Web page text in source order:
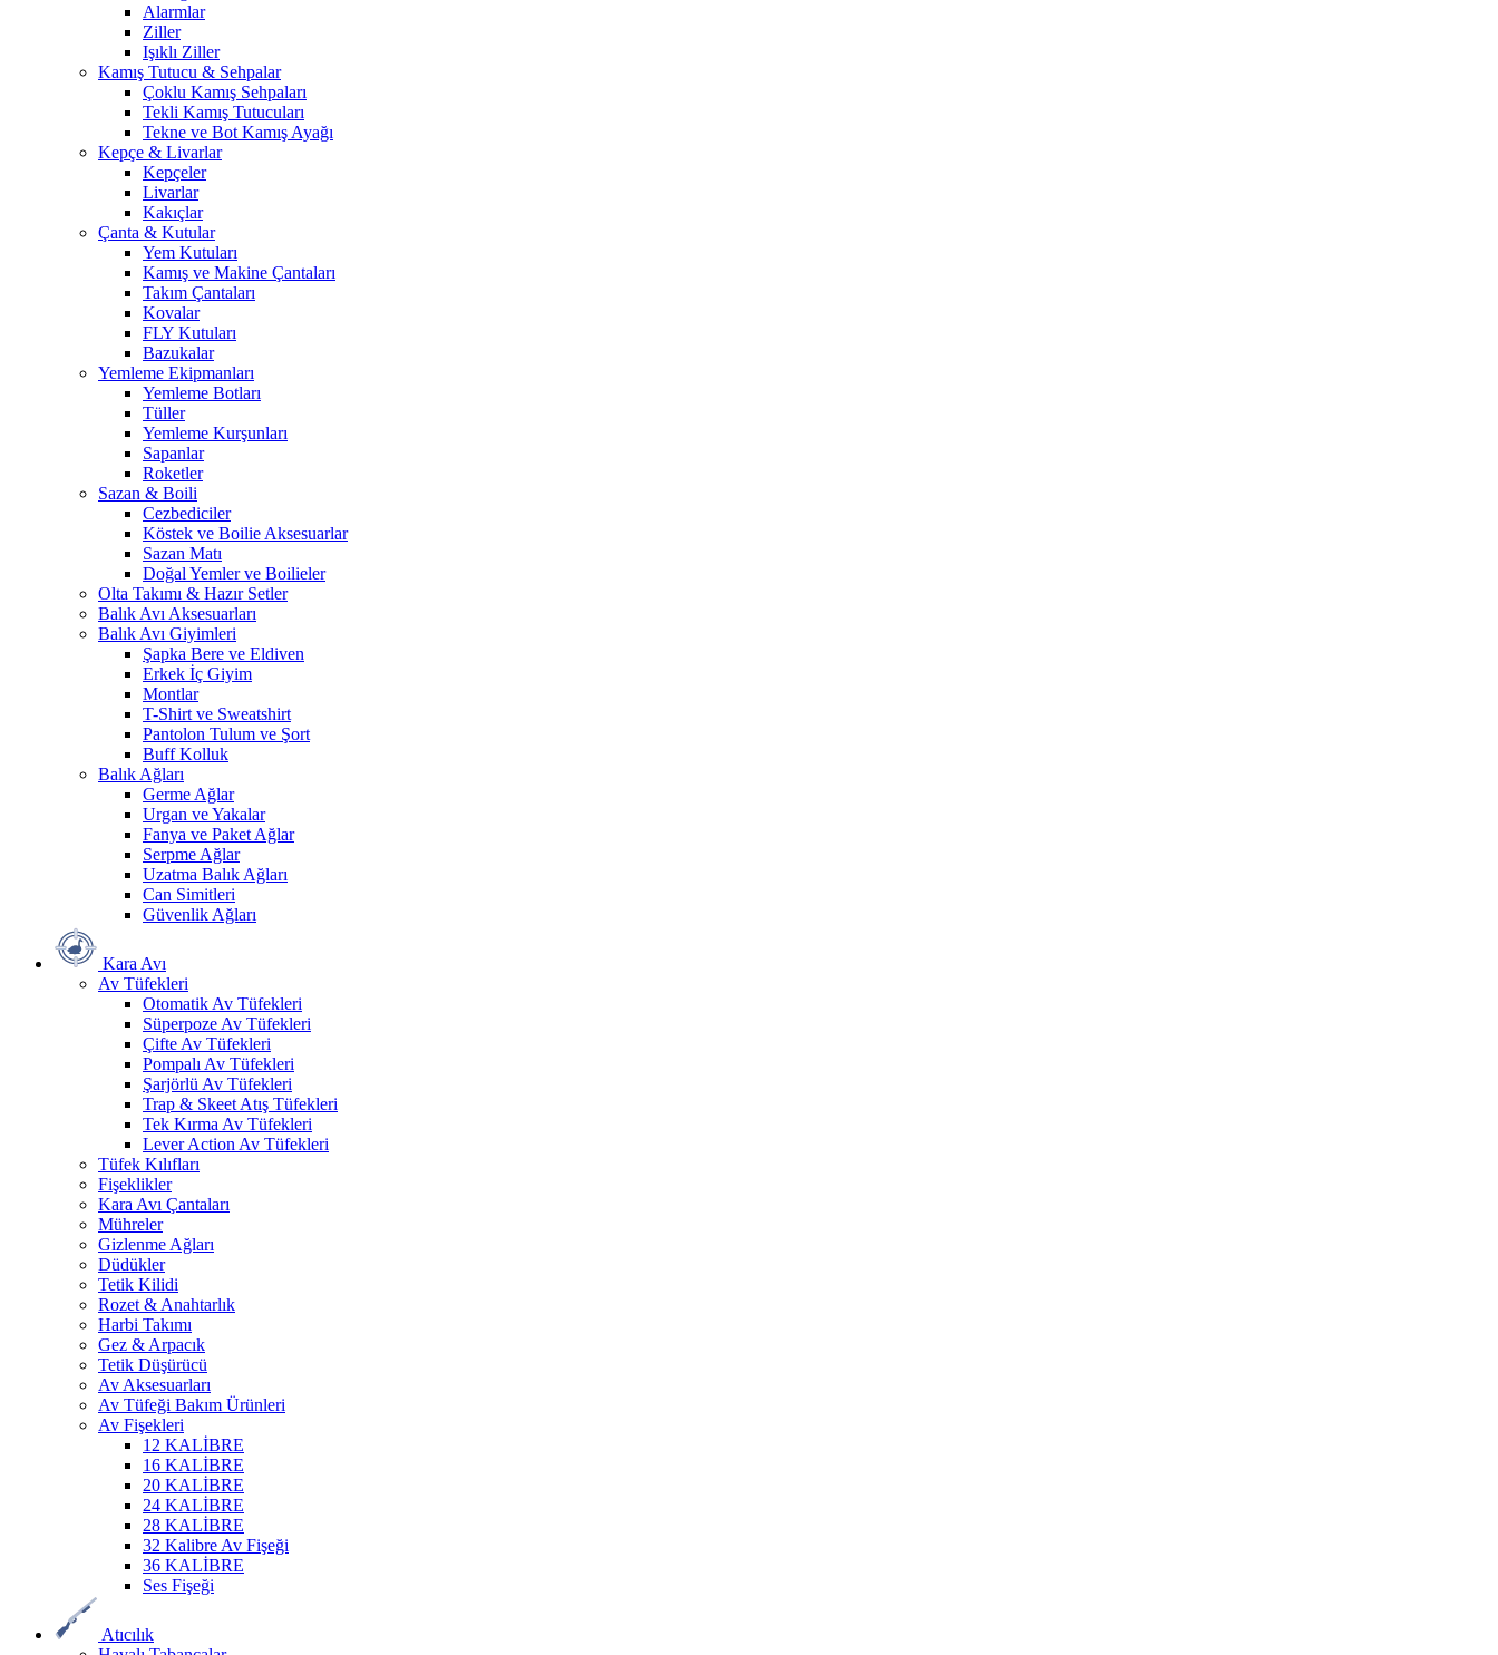
Alarmlar
Ziller
Işıklı Ziller
Kamış Tutucu & Sehpalar
Çoklu Kamış Sehpaları
Tekli Kamış Tutucuları
Tekne ve Bot Kamış Ayağı
Kepçe & Livarlar
Kepçeler
Livarlar
Kakıçlar
Çanta & Kutular
Yem Kutuları
Kamış ve Makine Çantaları
Takım Çantaları
Kovalar
FLY Kutuları
Bazukalar
Yemleme Ekipmanları
Yemleme Botları
Tüller
Yemleme Kurşunları
Sapanlar
Roketler
Sazan & Boili
Cezbediciler
Köstek ve Boilie Aksesuarlar
Sazan Matı
Doğal Yemler ve Boilieler
Olta Takımı & Hazır Setler
Balık Avı Aksesuarları
Balık Avı Giyimleri
Şapka Bere ve Eldiven
Erkek İç Giyim
Montlar
T-Shirt ve Sweatshirt
Pantolon Tulum ve Şort
Buff Kolluk
Balık Ağları
Germe Ağlar
Urgan ve Yakalar
Fanya ve Paket Ağlar
Serpme Ağlar
Uzatma Balık Ağları
Can Simitleri
Güvenlik Ağları
Kara Avı
Av Tüfekleri
Otomatik Av Tüfekleri
Süperpoze Av Tüfekleri
Çifte Av Tüfekleri
Pompalı Av Tüfekleri
Şarjörlü Av Tüfekleri
Trap & Skeet Atış Tüfekleri
Tek Kırma Av Tüfekleri
Lever Action Av Tüfekleri
Tüfek Kılıfları
Fişeklikler
Kara Avı Çantaları
Mühreler
Gizlenme Ağları
Düdükler
Tetik Kilidi
Rozet & Anahtarlık
Harbi Takımı
Gez & Arpacık
Tetik Düşürücü
Av Aksesuarları
Av Tüfeği Bakım Ürünleri
Av Fişekleri
12 KALİBRE
16 KALİBRE
20 KALİBRE
24 KALİBRE
28 KALİBRE
32 Kalibre Av Fişeği
36 KALİBRE
Ses Fişeği
Atıcılık